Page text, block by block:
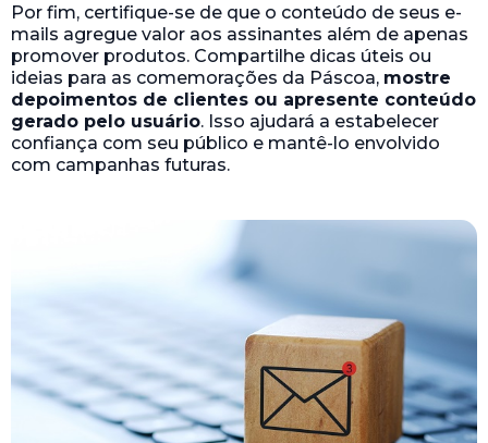
Por fim, certifique-se de que o conteúdo de seus e-
mails agregue valor aos assinantes além de apenas
promover produtos. Compartilhe dicas úteis ou
ideias para as comemorações da Páscoa, mostre
depoimentos de clientes ou apresente conteúdo
gerado pelo usuário. Isso ajudará a estabelecer
confiança com seu público e mantê-lo envolvido
com campanhas futuras.